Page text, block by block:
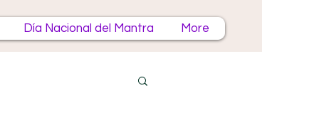
Día Nacional del Mantra More